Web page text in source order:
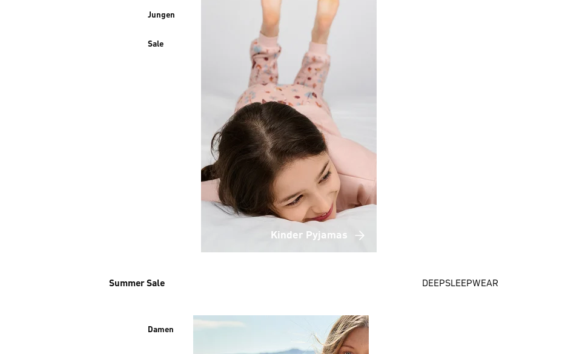
Jungen
Sale
Kinder Pyjamas
Summer Sale
Damen
DEEPSLEEPWEAR